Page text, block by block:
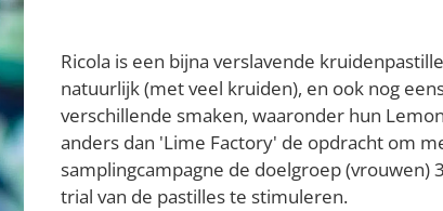
Ricola is een bijna verslavende
natuurlijk (met veel kruiden), en ook nog
verschillende smaken, waaronder hun
anders dan 'Lime Factory' de opdracht om
samplingcampagne de doelgroep (vrouwen)
trial van de pastilles te stimuleren.